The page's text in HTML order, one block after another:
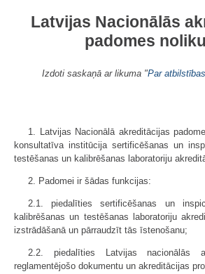
Latvijas Nacionālās
padomes
Izdoti saskaņā ar likuma "Par
1. Latvijas Nacionālā akreditācijas
konsultatīva institūcija sertificēšanas un
testēšanas un kalibrēšanas laboratoriju
2. Padomei ir šādas funkcijas:
2.1. piedalīties sertificēšanas un
kalibrēšanas un testēšanas laboratoriju
izstrādāšanā un pārraudzīt tās īstenošanu;
2.2. piedalīties Latvijas nacionālās
reglamentējošo dokumentu un akreditācijas